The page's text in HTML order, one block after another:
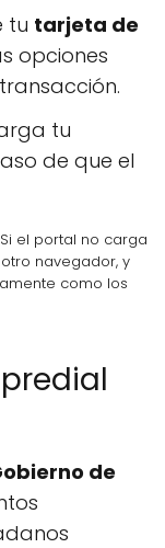
tu tarjeta de
opciones
tu
de que el
el portal no carga
navegador, y
como los
de